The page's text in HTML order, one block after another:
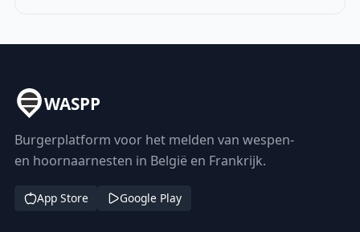
WASPP
Burgerplatform voor het melden van wespen-
en hoornaarnesten in België en Frankrijk.
App Store Google Play